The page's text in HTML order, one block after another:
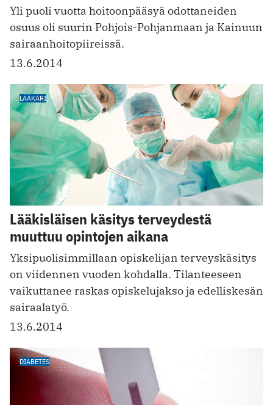
Yli puoli vuotta hoitoonpääsyä odottaneiden
osuus oli suurin Pohjois-Pohjanmaan ja Kainuun
sairaanhoitopiireissä.
13.6.2014
LÄÄKÄRI
Lääkisläisen käsitys terveydestä
muuttuu opintojen aikana
Yksipuolisimmillaan opiskelijan terveyskäsitys
on viidennen vuoden kohdalla. Tilanteeseen
vaikuttanee raskas opiskelujakso ja edelliskesän
sairaalatyö.
13.6.2014
DIABETES